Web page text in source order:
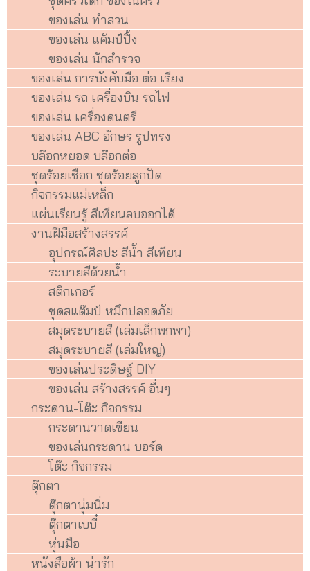
ของเล่น ทำสวน
ของเล่น แค้มป์ปิ้ง
ของเล่น นักสำรวจ
ของเล่น การบังคับมือ ต่อ เรียง
ของเล่น รถ เครื่องบิน รถไฟ
ของเล่น เครื่องดนตรี
ของเล่น ABC อักษร รูปทรง
บล๊อกหยอด บล๊อกต่อ
ชุดร้อยเชือก ชุดร้อยลูกปัด
กิจกรรมแม่เหล็ก
แผ่นเรียนรู้ สีเทียนลบออกได้
งานฝีมือสร้างสรรค์
อุปกรณ์ศิลปะ สีน้ำ สีเทียน
ระบายสีด้วยน้ำ
สติกเกอร์
ชุดสแต๊มป์ หมึกปลอดภัย
สมุดระบายสี (เล่มเล็กพกพา)
สมุดระบายสี (เล่มใหญ่)
ของเล่นประดิษฐ์ DIY
ของเล่น สร้างสรรค์ อื่นๆ
กระดาน-โต๊ะ กิจกรรม
กระดานวาดเขียน
ของเล่นกระดาน บอร์ด
โต๊ะ กิจกรรม
ตุ๊กตา
ตุ๊กตานุ่มนิ่ม
ตุ๊กตาเบบี๋
หุ่นมือ
หนังสือผ้า น่ารัก